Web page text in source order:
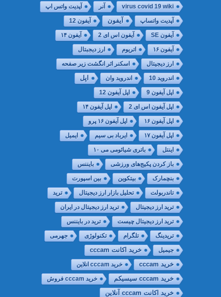
virus covid 19 wiki آنر آپدیت واتس اپ
آپدیت واتساپ آیفون آیفون 12
آیفون SE آیفون اس ای 2 آیفون ۱۴
آیفون ۱۶ اتریوم ارز دیجبتال
ارز دیجیتال اسکنر اثر انگشت زیر صفحه
اندروید 10 اندروید وان اپل
اپل آیفون 9 اپل آیفون 12
اپل آیفون اس ای 2 اپل آیفون ۱۴
اپل آیفون ۱۶ اپل آیفون ۱۶ پرو
اپل آیفون ۱۷ ایرباد بی سیم ایمیل
اینتل باتری شیائومی می ۱۰
باز کردن پکیج‌های ورزشی بایننس
بنچمارک بیتکوین بین اسپورت
تاندربولت تحلیل بازار ارز دیجیتال ترید
ترید ارز دیجیتال ترید ارز دیجیتال در ایران
ترید ارز دیجیتال چیست ترید در بایننس
تریدینگ تلگرام تکنولوژی جهرمی
جیمیل خريد اكانت cccam
خرید cccam خرید cccam انلاین
خرید cccam سیسیکم خرید cccam فروش
خرید اکانت cccam آنلاین